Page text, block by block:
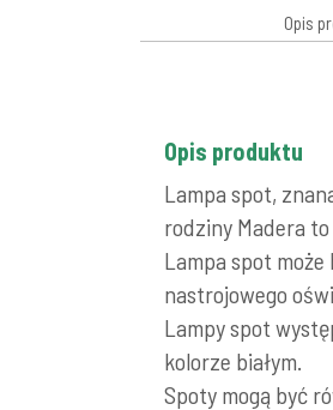
Opis
Opis produktu
Lampa spot,
rodziny Madera
Lampa spot
nastrojowego
Lampy spot
kolorze białym.
Spoty mogą być